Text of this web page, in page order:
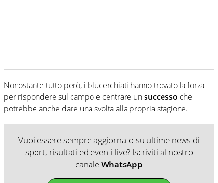
Nonostante tutto però, i blucerchiati hanno trovato la forza
per rispondere sul campo e centrare unsuccesso che
potrebbe anche dare una svolta alla propria stagione.
Vuoi essere sempre aggiornato su ultime news di
sport, risultati ed eventi live? Iscriviti al nostro
canaleWhatsApp